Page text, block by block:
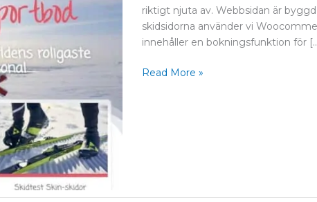
riktigt njuta av. Webbsidan är
skidsidorna använder vi
innehåller en bokningsfunktion för
Read More »